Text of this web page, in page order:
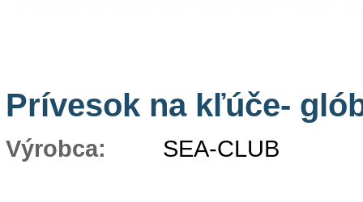
Prívesok na kľúče-
Výrobca: SEA-CLUB